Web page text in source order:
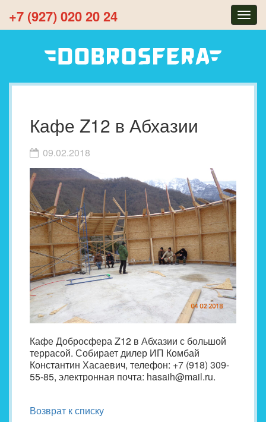
+7 (927) 020 20 24
Кафе Z12 в Абхазии
09.02.2018
Кафе Добросфера Z12 в Абхазии с большой
террасой. Собирает дилер ИП Комбай
Константин Хасаевич, телефон: +7 (918) 309-
55-85, электронная почта: hasaih@mail.ru.
Возврат к списку